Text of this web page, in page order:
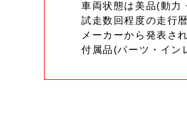
車両状態は美品(動力
試走数回程度の走行
メーカーから発表さ
付属品(パーツ・イン